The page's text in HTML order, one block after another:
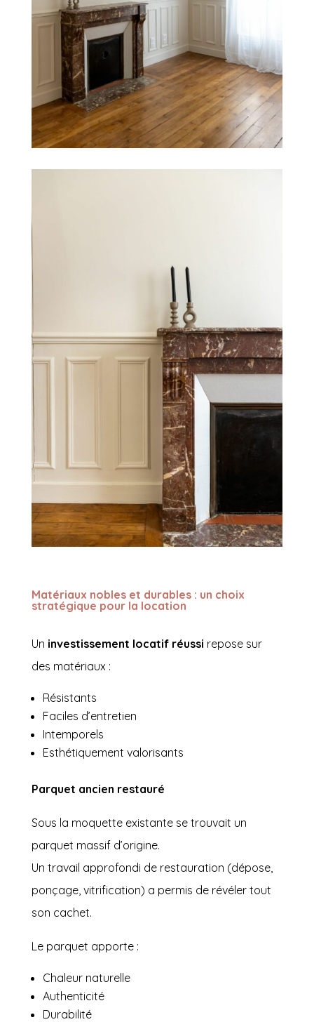
Matériaux nobles et durables : un choix
stratégique pour la location
Un investissement locatif réussi repose sur
des matériaux :
Résistants
Faciles d’entretien
Intemporels
Esthétiquement valorisants
Parquet ancien restauré
Sous la moquette existante se trouvait un
parquet massif d’origine.
Un travail approfondi de restauration (dépose,
ponçage, vitrification) a permis de révéler tout
son cachet.
Le parquet apporte :
Chaleur naturelle
Authenticité
Durabilité